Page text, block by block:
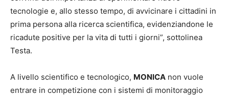
tecnologie e, allo stesso tempo, di avvicinare i cittadini in
prima persona alla ricerca scientifica, evidenziandone le
ricadute positive per la vita di tutti i giorni”, sottolinea
Testa.
A livello scientifico e tecnologico, MONICA non vuole
entrare in competizione con i sistemi di monitoraggio